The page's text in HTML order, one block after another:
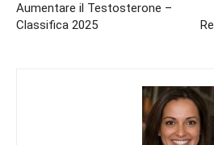
Aumentare il Testosterone –
Classifica 2025